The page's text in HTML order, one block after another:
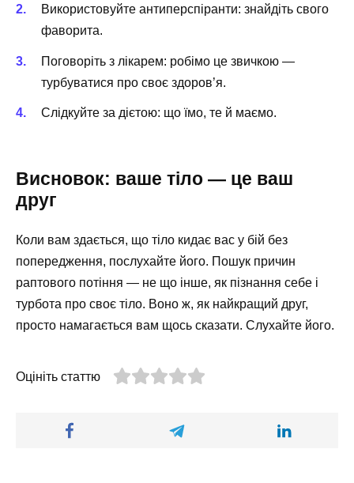
Використовуйте антиперспіранти: знайдіть свого
фаворита.
Поговоріть з лікарем: робімо це звичкою —
турбуватися про своє здоров’я.
Слідкуйте за дієтою: що їмо, те й маємо.
Висновок: ваше тіло — це ваш
друг
Коли вам здається, що тіло кидає вас у бій без
попередження, послухайте його. Пошук причин
раптового потіння — не що інше, як пізнання себе і
турбота про своє тіло. Воно ж, як найкращий друг,
просто намагається вам щось сказати. Слухайте його.
Оцініть статтю